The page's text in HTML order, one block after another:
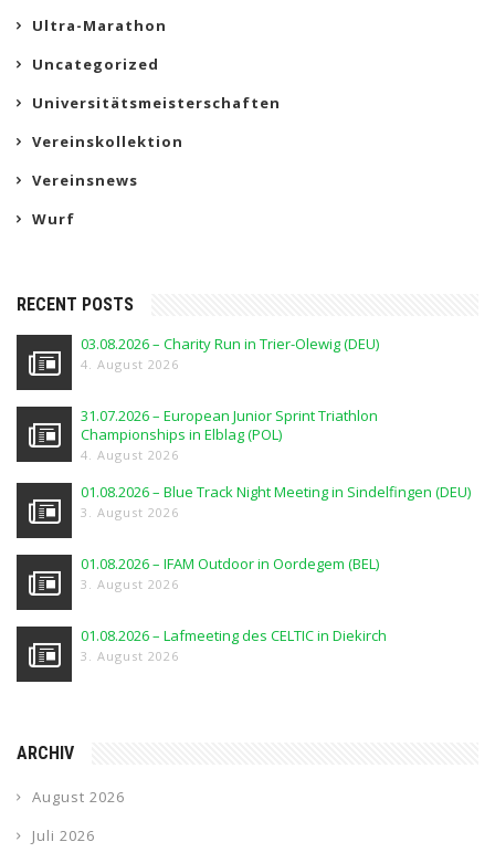
Ultra-Marathon
Uncategorized
Universitätsmeisterschaften
Vereinskollektion
Vereinsnews
Wurf
RECENT POSTS
03.08.2026 – Charity Run in Trier-Olewig (DEU)
4. August 2026
31.07.2026 – European Junior Sprint Triathlon
Championships in Elblag (POL)
4. August 2026
01.08.2026 – Blue Track Night Meeting in Sindelfingen (DEU)
3. August 2026
01.08.2026 – IFAM Outdoor in Oordegem (BEL)
3. August 2026
01.08.2026 – Lafmeeting des CELTIC in Diekirch
3. August 2026
ARCHIV
August 2026
Juli 2026